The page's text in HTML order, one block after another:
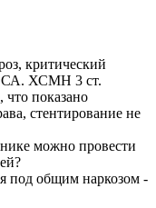
критический
ХСМН 3 ст.
что показано
стентирование не
можно провести
под общим наркозом -